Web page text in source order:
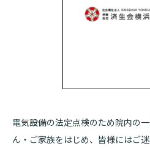
電気設備の法定点検のため院内の
ん・ご家族をはじめ、皆様にはご